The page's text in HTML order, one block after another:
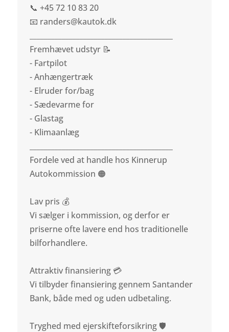
📞 +45 72 10 83 20
📧 randers@kautok.dk
Fremhævet udstyr 📝
- Fartpilot
- Anhængertræk
- Elruder for/bag
- Sædevarme for
- Glastag
- Klimaanlæg
Fordele ved at handle hos Kinnerup
Autokommission 🟠
Lav pris 💰
Vi sælger i kommission, og derfor er
priserne ofte lavere end hos traditionelle
bilforhandlere.
Attraktiv finansiering 💳
Vi tilbyder finansiering gennem Santander
Bank, både med og uden udbetaling.
Tryghed med ejerskifteforsikring 🛡️